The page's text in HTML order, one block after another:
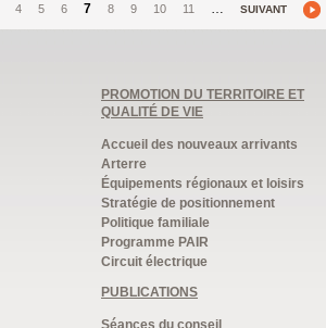
4 5 6 7 8 9 10 11 … SUIVANT
PROMOTION DU TERRITOIRE ET
QUALITÉ DE VIE
Accueil des nouveaux arrivants
Arterre
Équipements régionaux et loisirs
Stratégie de positionnement
Politique familiale
Programme PAIR
Circuit électrique
PUBLICATIONS
Séances du conseil